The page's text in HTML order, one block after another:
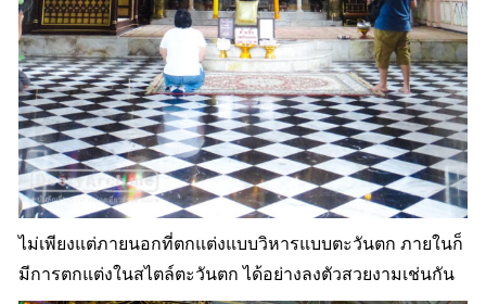
ไม่เพียงแต่ภายนอกที่ตกแต่งแบบวิหารแบบตะวันตก ภายในก็
มีการตกแต่งในสไตล์ตะวันตก ได้อย่างลงตัวสวยงามเช่นกัน